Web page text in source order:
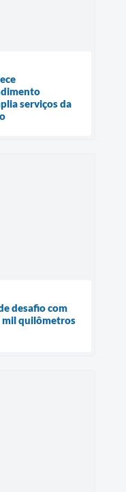
serviços da
desafio com
mil quilômetros